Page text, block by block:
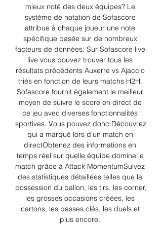
mieux noté des deux équipes? Le
système de notation de Sofascore
attribue à chaque joueur une note
spécifique basée sur de nombreux
facteurs de données. Sur Sofascore live
live vous pouvez trouver tous les
résultats précédents Auxerre vs Ajaccio
triés en fonction de leurs matchs H2H.
Sofascore fournit également le meilleur
moyen de suivre le score en direct de
ce jeu avec diverses fonctionnalités
sportives. Vous pouvez donc:Découvrez
qui a marqué lors d'un match en
directObtenez des informations en
temps réel sur quelle équipe domine le
match grâce à Attack MomentumSuivez
des statistiques détaillées telles que la
possession du ballon, les tirs, les corner,
les grosses occasions créées, les
cartons, les passes clés, les duels et
plus encore.